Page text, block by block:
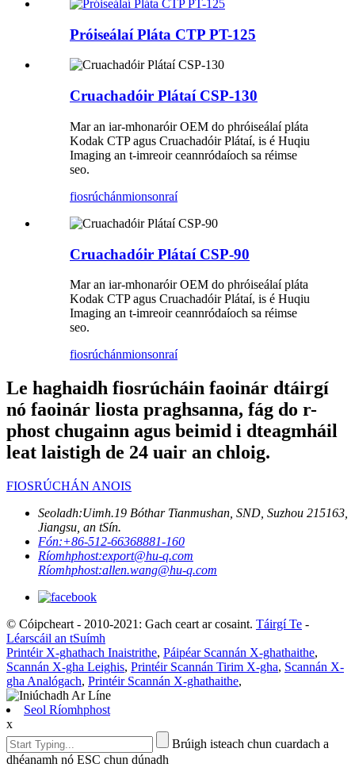
Próiseálaí Pláta CTP PT-125
Cruachadóir Plátaí CSP-130
Mar an iar-mhonaróir OEM do phróiseálaí pláta
Kodak CTP agus Cruachadóir Plátaí, is é Huqiu
Imaging an t-imreoir ceannródaíoch sa réimse
seo.
fiosrúchánmionsonraí
Cruachadóir Plátaí CSP-90
Mar an iar-mhonaróir OEM do phróiseálaí pláta
Kodak CTP agus Cruachadóir Plátaí, is é Huqiu
Imaging an t-imreoir ceannródaíoch sa réimse
seo.
fiosrúchánmionsonraí
Le haghaidh fiosrúcháin faoinár dtáirgí
nó faoinár liosta praghsanna, fág do r-
phost chugainn agus beimid i dteagmháil
leat laistigh de 24 uair an chloig.
FIOSRÚCHÁN ANOIS
Seoladh:Uimh.19 Bóthar Tianmushan, SND, Suzhou 215163,
Jiangsu, an tSín.
Fón:+86-512-66368881-160
Ríomhphost:export@hu-q.com
Ríomhphost:allen.wang@hu-q.com
© Cóipcheart - 2010-2021: Gach ceart ar cosaint. Táirgí Te -
Léarscáil an tSuímh
Printéir X-ghathach Inaistrithe, Páipéar Scannán X-ghathaithe,
Scannán X-gha Leighis, Printéir Scannán Tirim X-gha, Scannán X-
gha Analógach, Printéir Scannán X-ghathaithe,
Seol Ríomhphost
x
Brúigh isteach chun cuardach a
dhéanamh nó ESC chun dúnadh